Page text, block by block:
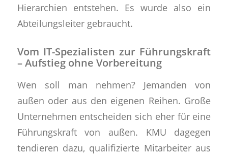
Hierarchien entstehen. Es wurde also ein
Abteilungsleiter gebraucht.
Vom IT-Spezialisten zur Führungskraft
– Aufstieg ohne Vorbereitung
Wen soll man nehmen? Jemanden von
außen oder aus den eigenen Reihen. Große
Unternehmen entscheiden sich eher für eine
Führungskraft von außen. KMU dagegen
tendieren dazu, qualifizierte Mitarbeiter aus